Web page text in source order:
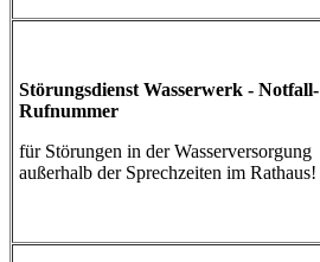
Störungsdienst Wasserwerk - Notfall-
Rufnummer
für Störungen in der Wasserversorgung
außerhalb der Sprechzeiten im Rathaus!